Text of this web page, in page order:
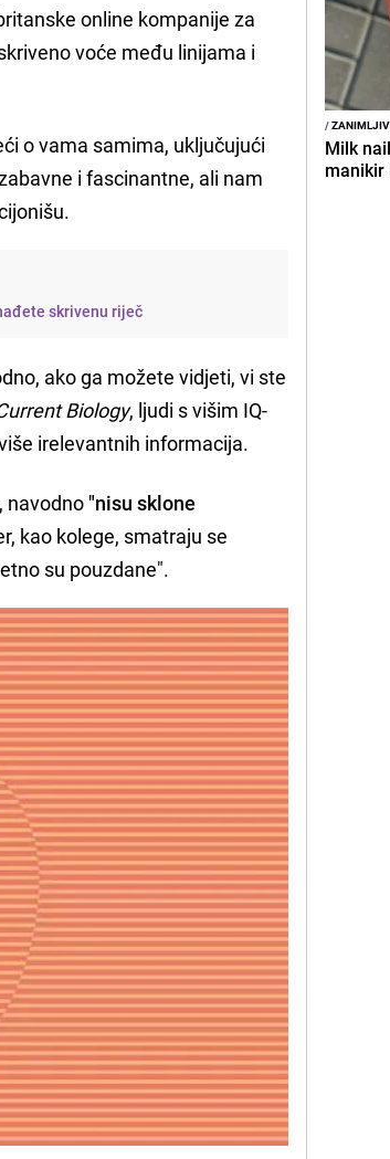
online kompanije za
voće među linijama i
o vama samima, uključujući
i fascinantne, ali nam
skrivenu riječ
ako ga možete vidjeti, vi ste
Biology, ljudi s višim IQ-
irelevantnih informacija.
navodno"nisu sklone
kao kolege, smatraju se
su pouzdane".
/
Milk
manikir